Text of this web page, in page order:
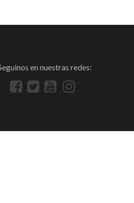
en nuestras redes: